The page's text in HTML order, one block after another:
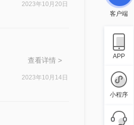
2023年10月20日
查看详情 >
2023年10月14日
客户端
APP
小程序